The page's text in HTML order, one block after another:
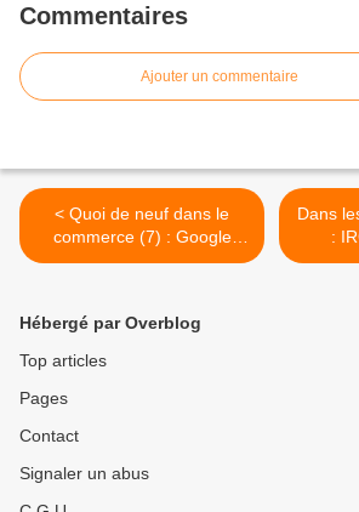
Commentaires
Ajouter un commentaire
< Quoi de neuf dans le
commerce (7) : Google
arrive à la Fnac avec son
Dans
:
Hébergé par Overblog
Top articles
Pages
Contact
Signaler un abus